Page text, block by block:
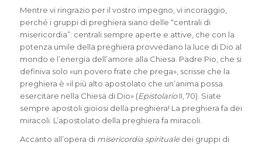
Mentre vi ringrazio per il vostro impegno, vi incoraggio,
perché i gruppi di preghiera siano delle “centrali di
misericordia”: centrali sempre aperte e attive, che con la
potenza umile della preghiera provvedano la luce di Dio al
mondo e l’energia dell’amore alla Chiesa. Padre Pio, che si
definiva solo «un povero frate che prega», scrisse che la
preghiera è «il più alto apostolato che un’anima possa
esercitare nella Chiesa di Dio» (EpistolarioII, 70). Siate
sempre apostoli gioiosi della preghiera! La preghiera fa dei
miracoli. L’apostolato della preghiera fa miracoli.
Accanto all’opera di misericordia spiritualedei gruppi di